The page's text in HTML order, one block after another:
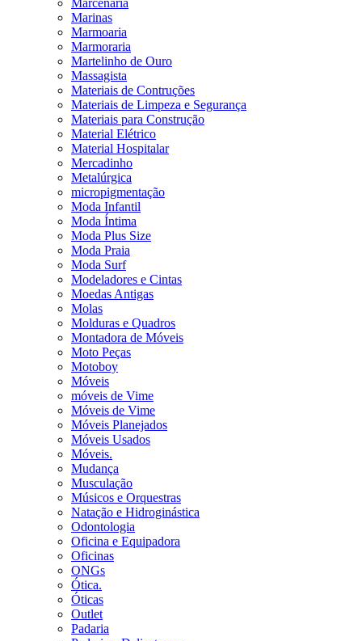
Marcenaria
Marinas
Marmoaria
Marmoraria
Martelinho de Ouro
Massagista
Materiais de Contruções
Materiais de Limpeza e Segurança
Materiais para Construção
Material Elétrico
Material Hospitalar
Mercadinho
Metalúrgica
micropigmentação
Moda Infantil
Moda Íntima
Moda Plus Size
Moda Praia
Moda Surf
Modeladores e Cintas
Moedas Antigas
Molas
Molduras e Quadros
Montadora de Móveis
Moto Peças
Motoboy
Móveis
móveis de Vime
Móveis de Vime
Móveis Planejados
Móveis Usados
Móveis.
Mudança
Musculação
Músicos e Orquestras
Natação e Hidroginástica
Odontologia
Oficina e Equipadora
Oficinas
ONGs
Ótica.
Óticas
Outlet
Padaria